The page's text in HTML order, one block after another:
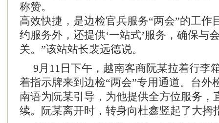
称赞。
高效快捷，是边检官兵服务“两会”的工作
约服务外，还提供‘一站式’服务，确保与
关。”该站站长裴远德说。
9月11日下午，越南客商阮某拉着行李
着指示牌来到边检“两会”专用通道。台外
南语为阮某引导，为他提供全方位服务，
续。阮某离开时，转身向杜鑫竖起了大拇